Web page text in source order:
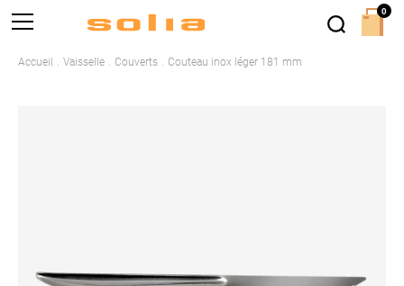
Accueil Vaisselle Couverts Couteau inox léger 181 mm
0